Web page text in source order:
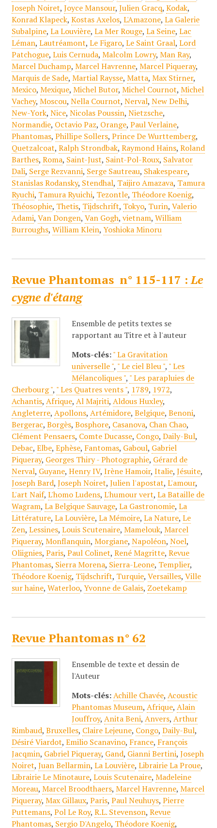
Joseph Noiret, Joyce Mansour, Julien Gracq, Kodak,
Konrad Klapeck, Kostas Axelos, L'Amazone, La Galerie
Subalpine, La Louvière, La Mer Rouge, La Seine, Lac
Léman, Lautréamont, Le Figaro, Le Saint Graal, Lord
Patchogue, Luis Cernuda, Malcolm Lowry, Man Ray,
Marcel Duchamp, Marcel Havrenne, Marcel Piqueray,
Marquis de Sade, Martial Raysse, Matta, Max Stirner,
Mexico, Mexique, Michel Butor, Michel Cournot, Michel
Vachey, Moscou, Nella Cournot, Nerval, New Delhi,
New-York, Nice, Nicolas Poussin, Nietzsche,
Normandie, Octavio Paz, Orange, Paul Verlaine,
Phantomas, Phillipe Sollers, Prince De Wurttemberg,
Quetzalcoat, Ralph Strondbak, Raymond Hains, Roland
Barthes, Roma, Saint-Just, Saint-Pol-Roux, Salvator
Dali, Serge Rezvanni, Serge Sautreau, Shakespeare,
Stanislas Rodansky, Stendhal, Taijiro Amazava, Tamura
Ryuchi, Tamura Ryuichi, Tezontle, Théodore Koenig,
Théosophie, Thetis, Tijdschrift, Tokyo, Turin, Valerio
Adami, Van Dongen, Van Gogh, vietnam, William
Burroughs, William Klein, Yoshioka Minoru
Revue Phantomas n° 115-117 :Le
cygne d'étang
Ensemble de petits textes se
rapportant au Titre et à l'auteur
Mots-clés: " La Gravitation
universelle ", " Le ciel Bleu ", " Les
Mélancoliques ", " Les parapluies de
Cherbourg ", " Les Quatres vents ", 1789, 1972,
Achantis, Afrique, Al Majriti, Aldous Huxley,
Angleterre, Apollons, Artémidore, Belgique, Benoni,
Bergerac, Borgès, Bosphore, Casanova, Chan Chao,
Clément Pensaers, Comte Ducasse, Congo, Daily-Bul,
Debac, Elbe, Ephèse, Fantomas, Gaboul, Gabriel
Piqueray, Georges Thiry - Photographie, Gérard de
Nerval, Guyane, Henry IV, Irène Hamoir, Italie, Jésuite,
Joseph Bard, Joseph Noiret, Julien l'apostat, L'amour,
L'art Naif, L'homo Ludens, L'humour vert, La Bataille de
Wagram, La Belgique Sauvage, La Gastronomie, La
Littérature, La Louvière, La Mémoire, La Nature, Le
Zen, Lessines, Louis Scutenaire, Mamelouk, Marcel
Piqueray, Monflanquin, Morgiane, Napoléon, Noel,
Oliignies, Paris, Paul Colinet, René Magritte, Revue
Phantomas, Sierra Morena, Sierra-Leone, Templier,
Théodore Koenig, Tijdschrift, Turquie, Versailles, Ville
sur haine, Waterloo, Yvonne de Galais, Zoetekamp
Revue Phantomas n° 62
Ensemble de texte et dessin de
l'Auteur
Mots-clés: Achille Chavée, Acoustic
Phantomas Museum, Afrique, Alain
Jouffroy, Anita Beni, Anvers, Arthur
Rimbaud, Bruxelles, Claire Lejeune, Congo, Daily-Bul,
Désiré Viardot, Emilio Scanavino, France, François
Jacqmin, Gabriel Piqueray, Gand, Gianni Bertini, Joseph
Noiret, Juan Bellarmin, La Louvière, Librairie La Proue,
Librairie Le Minotaure, Louis Scutenaire, Madeleine
Moreau, Marcel Broodthaers, Marcel Havrenne, Marcel
Piqueray, Max Gillaux, Paris, Paul Neuhuys, Pierre
Puttemans, Pol Le Roy, R.L. Stevenson, Revue
Phantomas, Sergio D'Angelo, Théodore Koenig,